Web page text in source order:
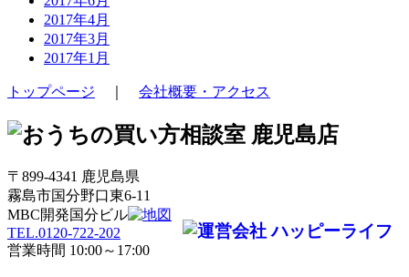
2017年4月
2017年3月
2017年1月
トップページ 会社概要・アクセス
〒899-4341 鹿児島県
霧島市国分野口東6-11
MBC開発国分ビル
TEL.0120-722-202
営業時間 10:00～17:00